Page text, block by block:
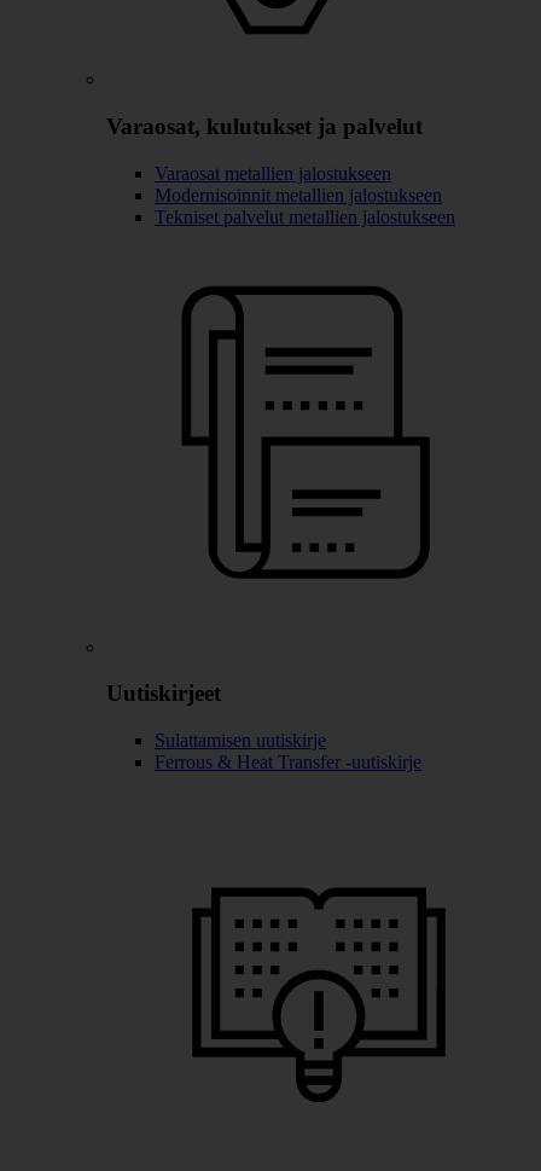
Varaosat, kulutukset ja palvelut
Varaosat metallien jalostukseen
Modernisoinnit metallien jalostukseen
Tekniset palvelut metallien jalostukseen
Uutiskirjeet
Sulattamisen uutiskirje
Ferrous & Heat Transfer -uutiskirje